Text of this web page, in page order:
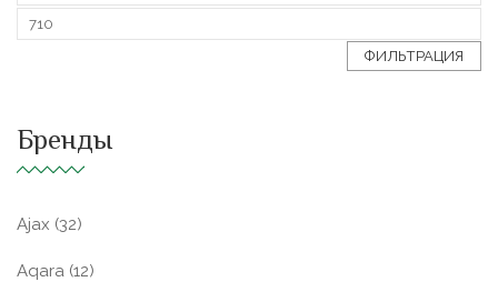
ФИЛЬТРАЦИЯ
Бренды
Ajax (32)
Aqara (12)